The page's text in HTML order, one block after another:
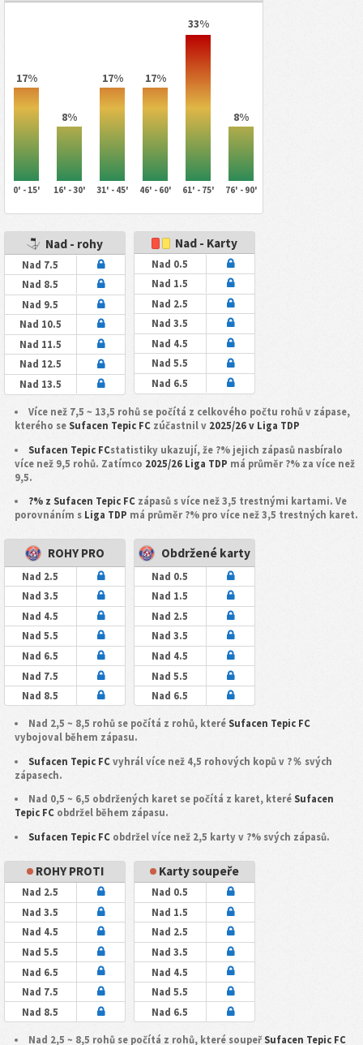
17%
8%
17% 17%
33%
8%
0' - 15' 16' - 30' 31' - 45' 46' - 60' 61' - 75' 76' - 90'
Nad - rohy
Nad 7.5
Nad 8.5
Nad 9.5
Nad 10.5
Nad 11.5
Nad 12.5
Nad 13.5
Nad - Karty
Nad 0.5
Nad 1.5
Nad 2.5
Nad 3.5
Nad 4.5
Nad 5.5
Nad 6.5
Více než 7,5 ~ 13,5 rohů se počítá z celkového počtu rohů v zápase,
kterého se Sufacen Tepic FCzúčastnil v 2025/26 v Liga TDP
Sufacen Tepic FCstatistiky ukazují, že ?% jejich zápasů nasbíralo
více než 9,5 rohů. Zatímco 2025/26 Liga TDP má průměr ?% za více než
9,5.
?% z Sufacen Tepic FC zápasů s více než 3,5 trestnými kartami. Ve
porovnáním s Liga TDP má průměr ?% pro více než 3,5 trestných karet.
ROHY PRO
Nad 2.5
Nad 3.5
Nad 4.5
Nad 5.5
Nad 6.5
Nad 7.5
Nad 8.5
Obdržené karty
Nad 0.5
Nad 1.5
Nad 2.5
Nad 3.5
Nad 4.5
Nad 5.5
Nad 6.5
Nad 2,5 ~ 8,5 rohů se počítá z rohů, které Sufacen Tepic FC
vybojoval během zápasu.
Sufacen Tepic FC vyhrál více než 4,5 rohových kopů v ?％ svých
zápasech.
Nad 0,5 ~ 6,5 obdržených karet se počítá z karet, které Sufacen
Tepic FCobdržel během zápasu.
Sufacen Tepic FC obdržel více než 2,5 karty v ?% svých zápasů.
ROHY PROTI
Nad 2.5
Nad 3.5
Nad 4.5
Nad 5.5
Nad 6.5
Nad 7.5
Nad 8.5
Karty soupeře
Nad 0.5
Nad 1.5
Nad 2.5
Nad 3.5
Nad 4.5
Nad 5.5
Nad 6.5
Nad 2,5 ~ 8,5 rohů se počítá z rohů, které soupeř Sufacen Tepic FC